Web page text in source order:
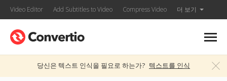
Video Editor Add Subtitles to Video Compress Video 더 보기
당신은 텍스트 인식을 필요로 하는가? 텍스트를 인식